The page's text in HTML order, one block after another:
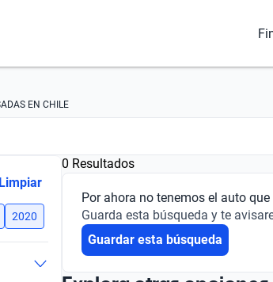
EN CHILE
Limpiar
2020
0 Resultados
Por ahora no tenemos el auto
Guarda esta búsqueda y te
Guardar esta búsqueda